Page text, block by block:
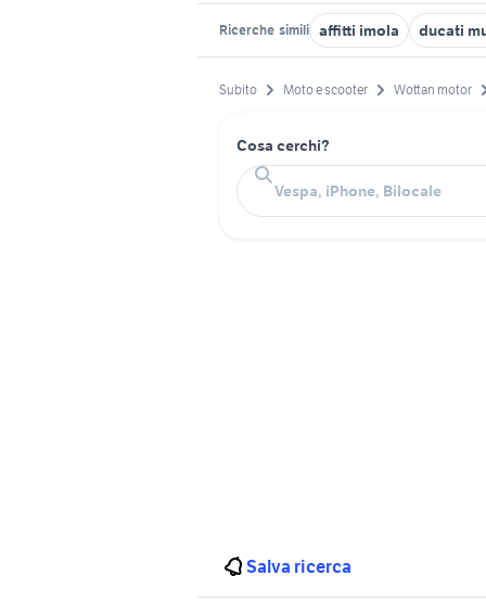
Ricerche simili affitti imola ducati
Subito Moto e scooter Wottan motor
Cosa cerchi?
Salva ricerca